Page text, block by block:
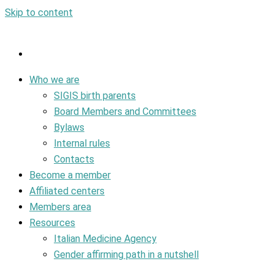
Skip to content
Who we are
SIGIS birth parents
Board Members and Committees
Bylaws
Internal rules
Contacts
Become a member
Affiliated centers
Members area
Resources
Italian Medicine Agency
Gender affirming path in a nutshell